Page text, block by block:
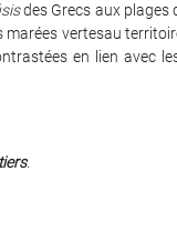
des Grecs aux plages
marées vertesau
en lien avec
.